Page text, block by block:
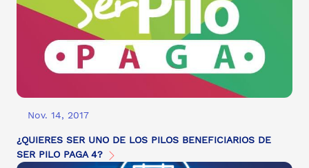
Nov. 14, 2017
¿QUIERES SER UNO DE LOS PILOS BENEFICIARIOS DE
SER PILO PAGA 4?